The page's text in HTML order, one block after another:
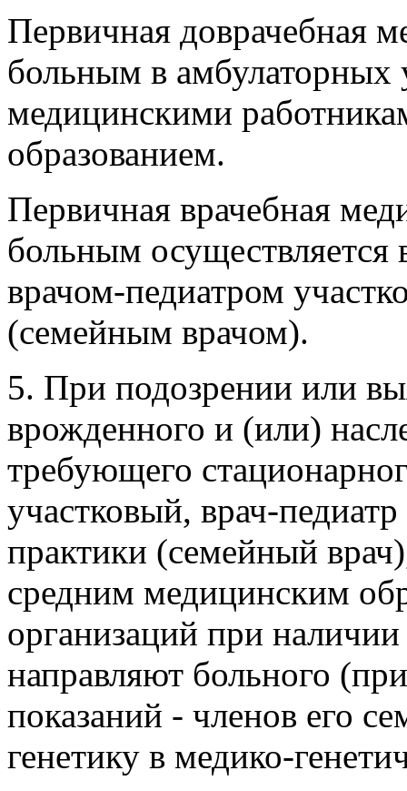
Первичная доврачебная
больным в амбулаторных
медицинскими
образованием.
Первичная врачебная
больным осуществляется
врачом-педиатром
(семейным врачом).
5. При подозрении или
врожденного и (или)
требующего
участковый, врач-
практики (семейный
средним медицинским
организаций при
направляют больного
показаний - членов его
генетику в медико-